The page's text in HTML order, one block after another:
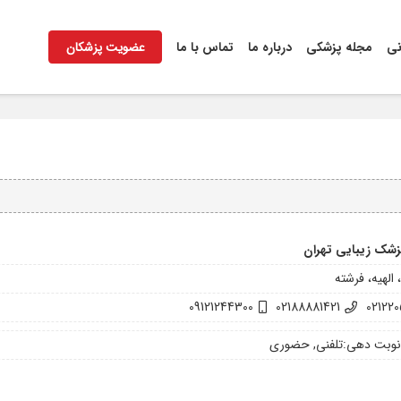
مجله پزشکی درباره ما تماس با ما عضویت پزشکان
زیبایی تهران
الهیه، فرشته
02188881421
09121244300
دهی:تلفنی, حضوری